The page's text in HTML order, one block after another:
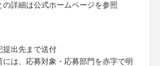
詳細は公式ホームページを参照
提出先まで送付
は、応募対象・応募部門を赤字で明